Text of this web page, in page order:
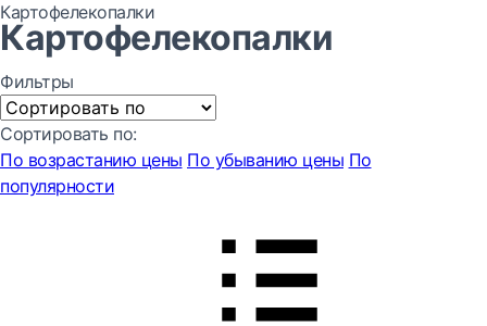
Картофелекопалки
Картофелекопалки
Фильтры
Сортировать по:
По возрастанию цены По убыванию цены По
популярности